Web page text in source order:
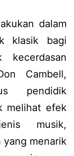
dalam
klasik bagi
kecerdasan
Cambell,
pendidik
melihat efek
musik,
yang menarik